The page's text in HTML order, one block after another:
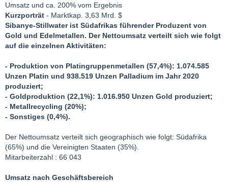
Umsatz und ca. 200% vom Ergebnis
Kurzporträt - Marktkap. 3,63 Mrd. $
Sibanye-Stillwater ist Südafrikas führender Produzent von
Gold und Edelmetallen. Der Nettoumsatz verteilt sich wie folgt
auf die einzelnen Aktivitäten:
- Produktion von Platingruppenmetallen (57,4%): 1.074.585
Unzen Platin und 938.519 Unzen Palladium im Jahr 2020
produziert;
- Goldproduktion (22,1%): 1.016.950 Unzen Gold produziert;
- Metallrecycling (20%);
- Sonstiges (0,4%).
Der Nettoumsatz verteilt sich geographisch wie folgt: Südafrika
(65%) und die Vereinigten Staaten (35%).
Mitarbeiterzahl : 66 043
Umsatz nach Geschäftsbereich